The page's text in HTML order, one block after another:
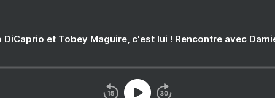
DiCaprio et Tobey Maguire, c'est lui ! Rencontre avec